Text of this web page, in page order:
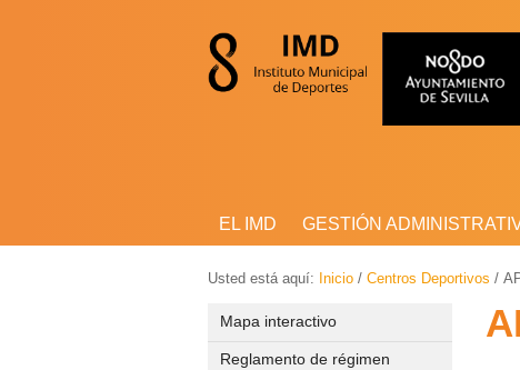
EL IMD GESTIÓN
Usted está aquí: Inicio / Centros Deportivos /
Mapa interactivo
Reglamento de régimen